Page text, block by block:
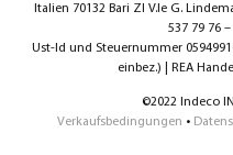
Italien 70132 Bari ZI V.le G.
537 79 76 –
Ust-Id und Steuernummer
einbez.) | REA
©2022 Indeco
Verkaufsbedingungen •